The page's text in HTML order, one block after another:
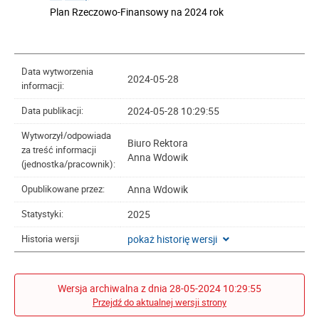
Plan Rzeczowo-Finansowy na 2024 rok
Data wytworzenia
informacji:
2024-05-28
Data publikacji: 2024-05-28 10:29:55
Wytworzył/odpowiada
za treść informacji
(jednostka/pracownik):
Biuro Rektora
Anna Wdowik
Opublikowane przez: Anna Wdowik
Statystyki: 2025
Historia wersji pokaż historię wersji
Wersja archiwalna z dnia 28-05-2024 10:29:55
Przejdź do aktualnej wersji strony